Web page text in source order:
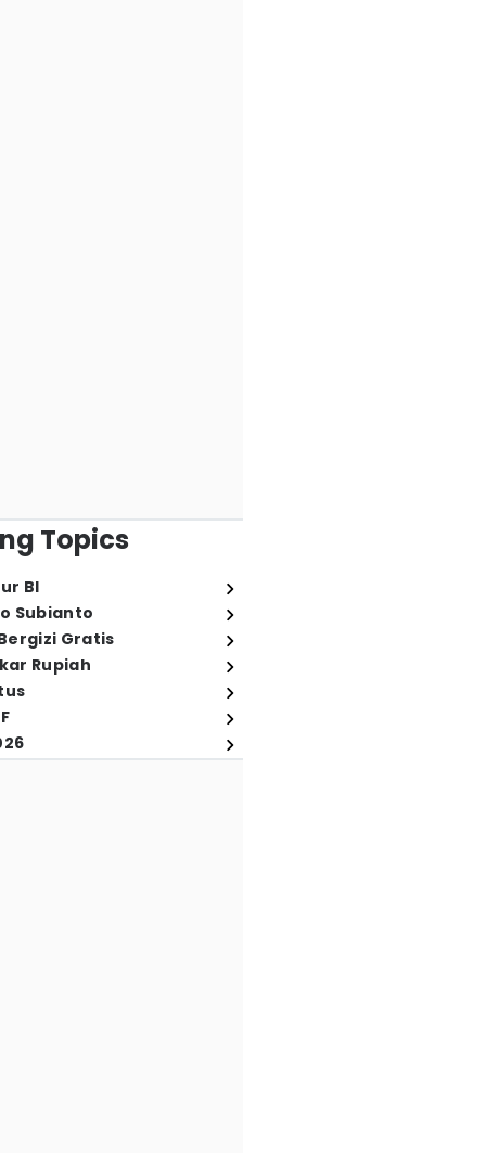
Topics
BI
Subianto
Gratis
Rupiah